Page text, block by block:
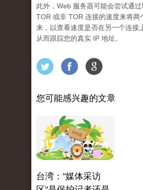
此外，Web 服务器可能会尝试通
TOR 或非 TOR 连接的速度来将两
来，以查看速度是否在另一个连接
从而跟踪您的真实 IP 地址。
您可能感兴趣的文章
台湾："媒体采访